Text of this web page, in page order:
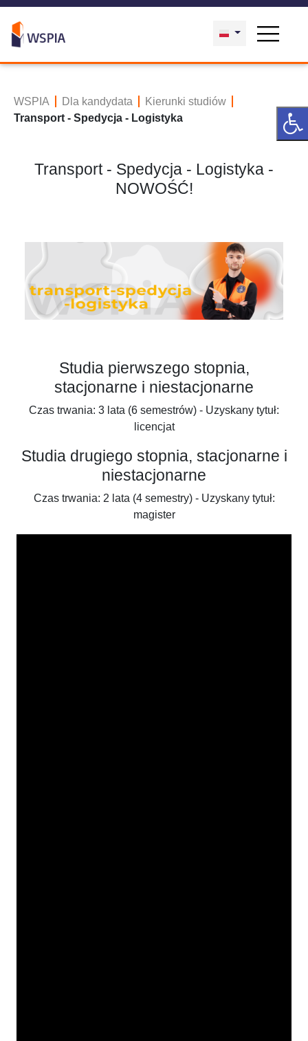
WSPIA Dla kandydata
Kierunki studiów
Transport - Spedycja - Logistyka
Transport - Spedycja - Logistyka -
NOWOŚĆ!
Studia pierwszego stopnia,
stacjonarne i niestacjonarne
Czas trwania: 3 lata (6 semestrów) - Uzyskany tytuł:
licencjat
Studia drugiego stopnia, stacjonarne i
niestacjonarne
Czas trwania: 2 lata (4 semestry) - Uzyskany tytuł:
magister